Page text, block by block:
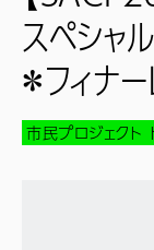
スペシャ
＊フィナー
市民プロジェクト